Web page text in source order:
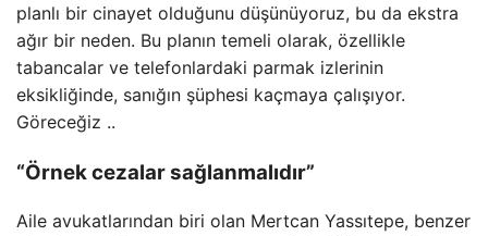
planlı bir cinayet olduğunu düşünüyoruz, bu da ekstra
ağır bir neden. Bu planın temeli olarak, özellikle
tabancalar ve telefonlardaki parmak izlerinin
eksikliğinde, sanığın şüphesi kaçmaya çalışıyor.
Göreceğiz ..
“Örnek cezalar sağlanmalıdır”
Aile avukatlarından biri olan Mertcan Yassıtepe, benzer